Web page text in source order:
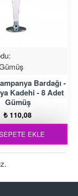
Bardağı -
Kadehi - 8 Adet
Gümüş
₺ 110,08
EKLE